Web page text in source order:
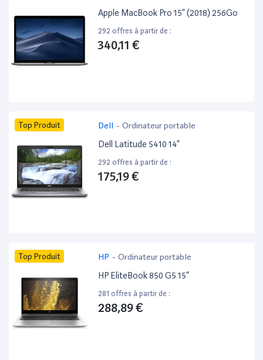
Apple MacBook Pro 15” (2018) 256Go
292 offres à partir de :
340,11 €
Top Produit Dell - Ordinateur portable
Dell Latitude 5410 14”
292 offres à partir de :
175,19 €
Top Produit HP - Ordinateur portable
HP EliteBook 850 G5 15”
281 offres à partir de :
288,89 €